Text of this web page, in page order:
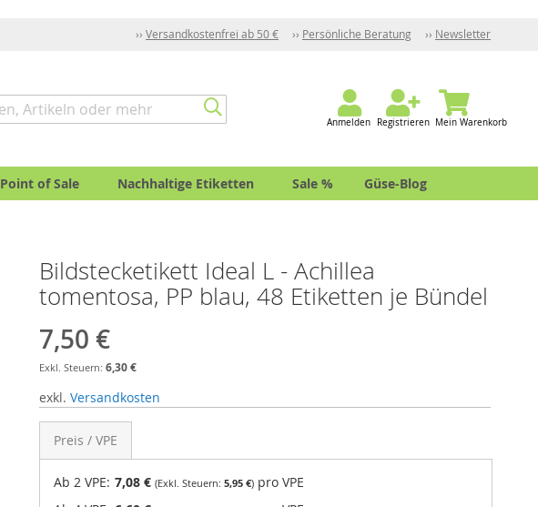
Versandkostenfrei ab 50 € Persönliche Beratung Newsletter
Anmelden Registrieren Mein Warenkorb
Point of Sale Nachhaltige Etiketten Sale % Güse-Blog
Bildstecketikett Ideal L - Achillea
tomentosa, PP blau, 48 Etiketten je Bündel
7,50 €
6,30 €
exkl. Versandkosten
Preis / VPE
Ab 2 VPE: 7,08 € 5,95 € pro VPE